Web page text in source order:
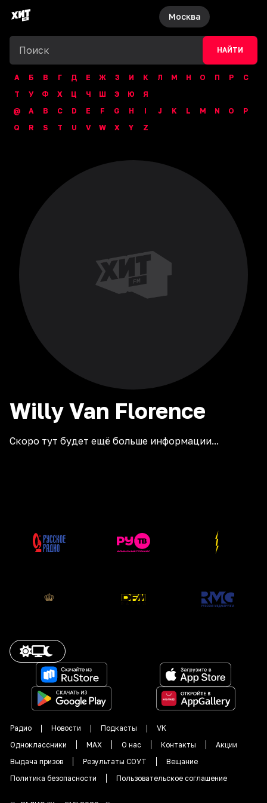
Москва
НАЙТИ
А Б В Г Д Е Ж З И К Л М Н О П Р
С
Т
У Ф Х Ц Ч Ш Э Ю
Я
@
A B C D E F G H I J K L M N O
P
Q
R S T U V W X Y Z
Willy Van Florence
Скоро тут будет ещё больше информации...
Радио Новости Подкасты
VK
Одноклассники
MAX О нас Контакты
Акции
Выдача призов
Результаты СОУТ
Вещание
Политика безопасности
Пользовательское соглашение